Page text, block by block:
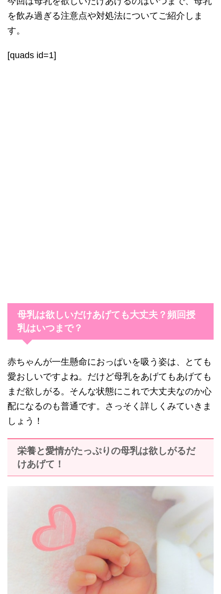
を飲み過ぎる注意点や対処法についてご紹介しま
す。
[quads id=1]
母乳は欲しいだけあげても大丈夫？頻回授
乳はいつまで？
赤ちゃんが一生懸命におっぱいを吸う姿は、とても
愛おしいですよね。だけど母乳をあげてもあげても
まだ欲しがる。そんな状態にこれで大丈夫なのか心
配になるのも普通です。さっそく詳しくみていきま
しょう！
栄養と愛情がたっぷりの母乳は欲しがるだ
けあげて！